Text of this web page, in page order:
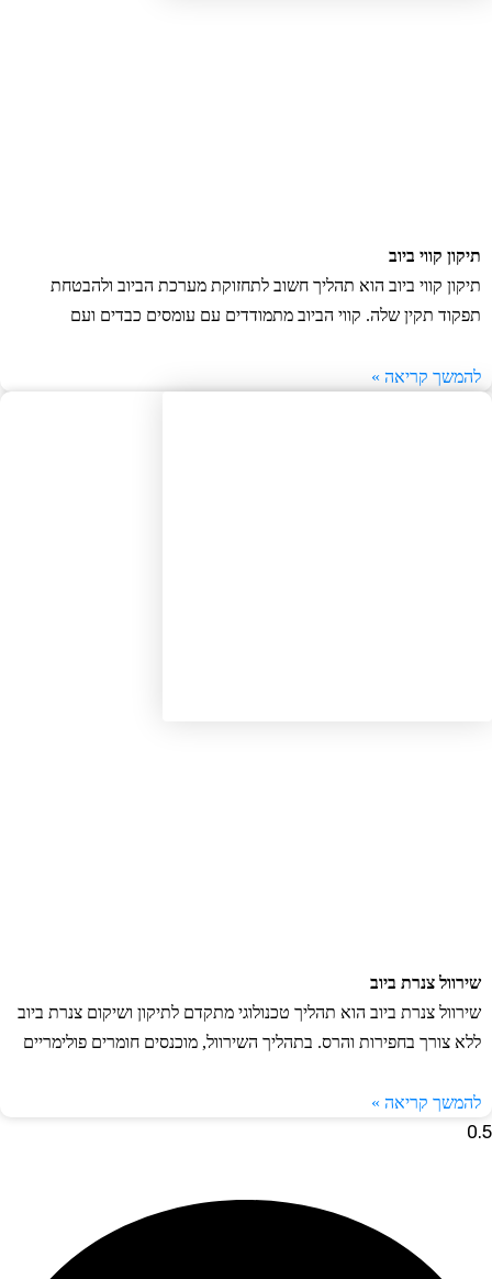
קווי ביוב
קווי ביוב הוא תהליך חשוב לתחזוקת מערכת הביוב ולהבטחת
תקין שלה. קווי הביוב מתמודדים עם עומסים כבדים ועם
קריאה »
צנרת ביוב
צנרת ביוב הוא תהליך טכנולוגי מתקדם לתיקון ושיקום צנרת ביוב
צורך בחפירות והרס. בתהליך השירוול, מוכנסים חומרים פולימריים
קריאה »